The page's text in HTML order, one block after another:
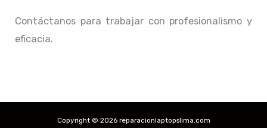
Contáctanos para trabajar con profesionalismo y
eficacia.
Copyright © 2026 reparacionlaptopslima.com